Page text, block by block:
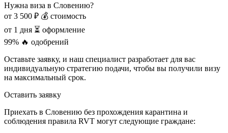
Нужна виза в Словению?
от 3 500 ₽ 💰 стоимость
от 1 дня ⏳ оформление
99% 🔥 одобрений
Оставьте заявку, и наш специалист разработает для вас
индивидуальную стратегию подачи, чтобы вы получили визу
на максимальный срок.
Оставить заявку
Приехать в Словению без прохождения карантина и
соблюдения правила RVT могут следующие граждане: